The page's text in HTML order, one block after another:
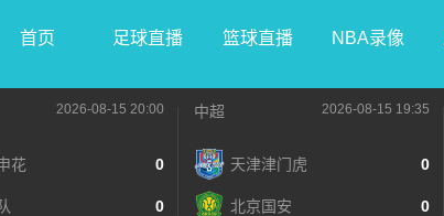
首页 足球直播 篮球直播 NBA录像
2026-08-15 20:00
花 0
0
中超 2026-08-15 19:35
天津津门虎 0
北京国安 0